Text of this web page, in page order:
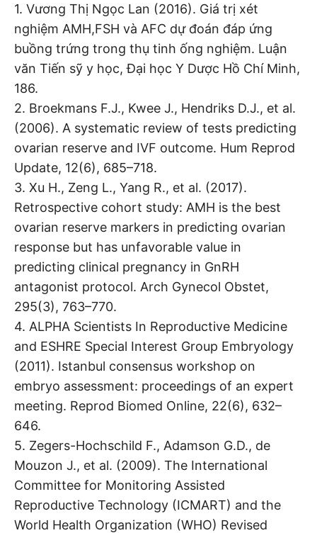
1. Vương Thị Ngọc Lan (2016). Giá trị xét
nghiệm AMH,FSH và AFC dự đoán đáp ứng
buồng trứng trong thụ tinh ống nghiệm. Luận
văn Tiến sỹ y học, Đại học Y Dược Hồ Chí Minh,
186.
2. Broekmans F.J., Kwee J., Hendriks D.J., et al.
(2006). A systematic review of tests predicting
ovarian reserve and IVF outcome. Hum Reprod
Update, 12(6), 685–718.
3. Xu H., Zeng L., Yang R., et al. (2017).
Retrospective cohort study: AMH is the best
ovarian reserve markers in predicting ovarian
response but has unfavorable value in
predicting clinical pregnancy in GnRH
antagonist protocol. Arch Gynecol Obstet,
295(3), 763–770.
4. ALPHA Scientists In Reproductive Medicine
and ESHRE Special Interest Group Embryology
(2011). Istanbul consensus workshop on
embryo assessment: proceedings of an expert
meeting. Reprod Biomed Online, 22(6), 632–
646.
5. Zegers-Hochschild F., Adamson G.D., de
Mouzon J., et al. (2009). The International
Committee for Monitoring Assisted
Reproductive Technology (ICMART) and the
World Health Organization (WHO) Revised